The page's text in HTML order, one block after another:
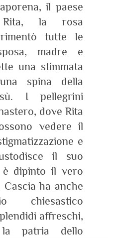
il paese
la rosa
tutte le
madre e
una stimmata
spina della
I pellegrini
dove Rita
vedere il
e
il suo
è dipinto il vero
ha anche
chiesastico
affreschi,
patria dello